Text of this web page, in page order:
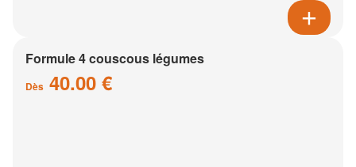
Formule 4 couscous légumes
Dès 40.00 €